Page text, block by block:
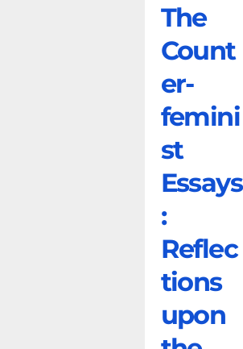
The
Count
er­
femini
st
Essays
:
Reflec
tions
upon